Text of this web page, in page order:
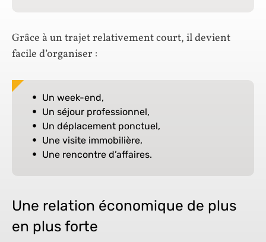
Grâce à un trajet relativement court, il devient
facile d’organiser :
Un week-end,
Un séjour professionnel,
Un déplacement ponctuel,
Une visite immobilière,
Une rencontre d’affaires.
Une relation économique de plus
en plus forte